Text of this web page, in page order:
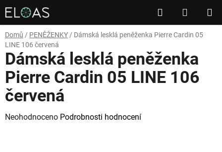
Přejít
na
obsah
Hledat
KOŠÍK
Domů / PENĚŽENKY / Dámská lesklá peněženka Pierre Cardin 05
LINE 106 červená
Dámská lesklá peněženka
Pierre Cardin 05 LINE 106
červená
Průměrné
Neohodnoceno Podrobnosti hodnocení